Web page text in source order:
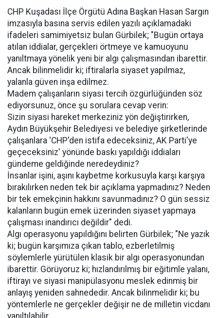
CHP Kuşadası İlçe Örgütü Adına Başkan Hasan Sargın
imzasıyla basına servis edilen yazılı açıklamadaki
ifadeleri samimiyetsiz bulan Gürbilek; "Bugün ortaya
atılan iddialar, gerçekleri örtmeye ve kamuoyunu
yanıltmaya yönelik yeni bir algı çalışmasından ibarettir.
Ancak bilinmelidir ki; iftiralarla siyaset yapılmaz,
yalanla güven inşa edilmez.
Madem çalışanların siyasi tercih özgürlüğünden söz
ediyorsunuz, önce şu sorulara cevap verin:
Sizin siyasi hareket merkeziniz yön değiştirirken,
Aydın Büyükşehir Belediyesi ve belediye şirketlerinde
çalışanlara 'CHP'den istifa edeceksiniz, AK Parti'ye
geçeceksiniz' yönünde baskı yapıldığı iddiaları
gündeme geldiğinde neredeydiniz?
İnsanlar işini, aşını kaybetme korkusuyla karşı karşıya
bırakılırken neden tek bir açıklama yapmadınız? Neden
bir tek emekçinin hakkını savunmadınız? O gün sessiz
kalanların bugün emek üzerinden siyaset yapmaya
çalışması inandırıcı değildir" dedi.
Algı operasyonu yapıldığını belirten Gürbilek; "Ne yazık
ki; bugün karşımıza çıkan tablo, ezberletilmiş
söylemlerle yürütülen klasik bir algı operasyonundan
ibarettir. Görüyoruz ki; hızlandırılmış bir eğitimle yalanı,
iftirayı ve siyasi manipülasyonu meslek edinmiş bir
anlayış yeniden sahnededir. Ancak bilinmelidir ki; bu
yöntemlerle ne gerçekler değişir ne de milletin vicdanı
yanıltılabilir.